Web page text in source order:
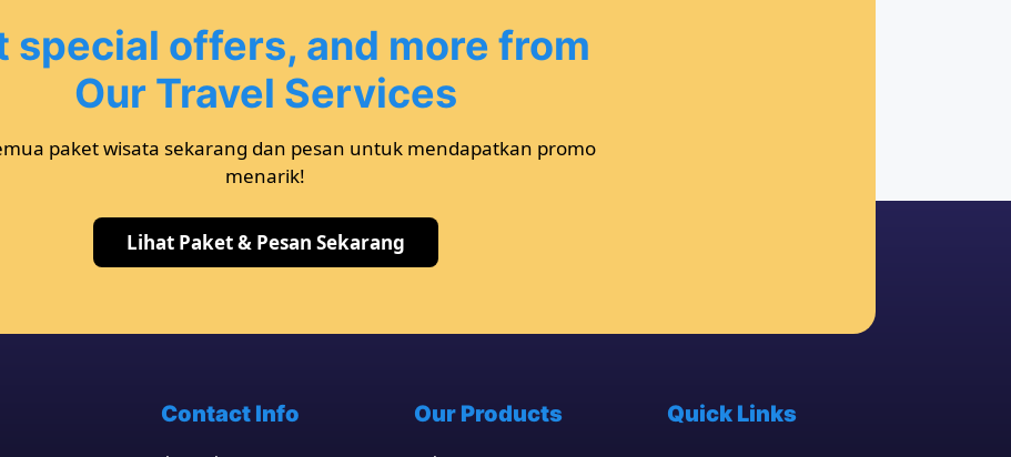
special offers, and more from
Our Travel Services
paket wisata sekarang dan pesan untuk mendapatkan promo
menarik!
Lihat Paket & Pesan Sekarang
Contact Info Our Products Quick Links